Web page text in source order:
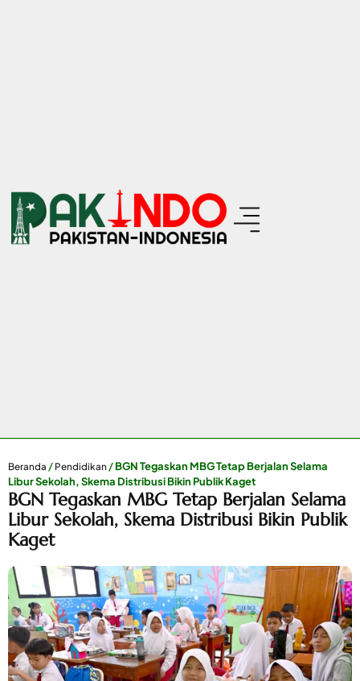
Beranda / Pendidikan /BGN Tegaskan MBG Tetap Berjalan Selama
Libur Sekolah, Skema Distribusi Bikin Publik Kaget
BGN Tegaskan MBG Tetap Berjalan Selama
Libur Sekolah, Skema Distribusi Bikin Publik
Kaget